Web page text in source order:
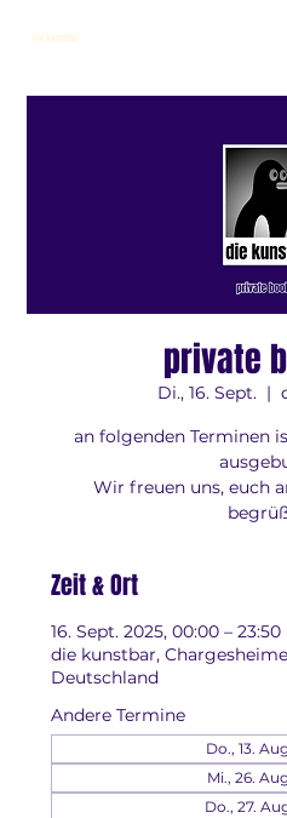
die kunstbar
private
Di., 16. Sept.
  |
an folgenden Terminen
Wir freuen uns, euch
Zeit & Ort
16. Sept. 2025, 00:00 – 23:50
die kunstbar,
Deutschland
Andere Termine
Do., 13.
Mi., 26.
Do., 27.